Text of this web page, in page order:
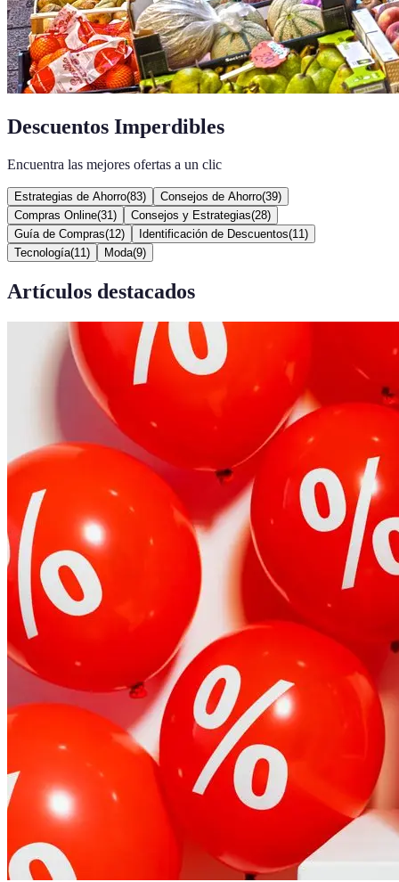
Descuentos Imperdibles
Encuentra las mejores ofertas a un clic
Estrategias de Ahorro(83) Consejos de Ahorro(39)
Compras Online(31 ) Consejos y Estrategias(28)
Guía de Compras(12) Identificación de Descuentos(11 )
Tecnología(11 ) Moda(9)
Artículos destacados